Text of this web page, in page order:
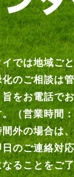
イでは地域ご
化のご相談は
旨をお電話で
。（営業時間
間外の場合は
日のご連絡対
なることをご